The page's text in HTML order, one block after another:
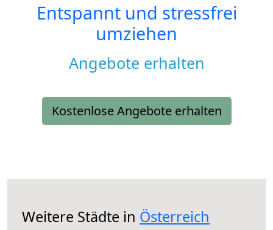
Entspannt und stressfrei
umziehen
Angebote erhalten
Kostenlose Angebote erhalten
Weitere Städte in Österreich